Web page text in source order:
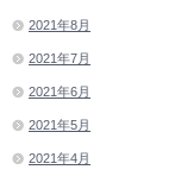
2021年8月
2021年7月
2021年6月
2021年5月
2021年4月